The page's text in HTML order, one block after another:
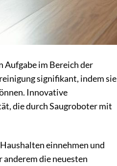
Aufgabe im Bereich der
signifikant, indem sie
Innovative
die durch Saugroboter mit
einnehmen und
die neuesten